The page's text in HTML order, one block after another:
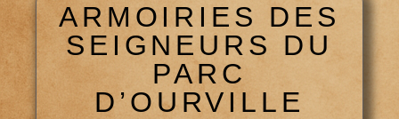
ARMOIRIES DES
SEIGNEURS DU
PARC
D’OURVILLE